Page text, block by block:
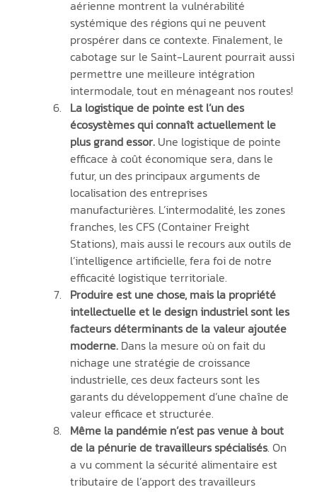
aérienne montrent la vulnérabilité
systémique des régions qui ne peuvent
prospérer dans ce contexte. Finalement, le
cabotage sur le Saint-Laurent pourrait aussi
permettre une meilleure intégration
intermodale, tout en ménageant nos routes!
La logistique de pointe est l’un des
écosystèmes qui connaît actuellement le
plus grand essor. Une logistique de pointe
efficace à coût économique sera, dans le
futur, un des principaux arguments de
localisation des entreprises
manufacturières. L’intermodalité, les zones
franches, les CFS (Container Freight
Stations), mais aussi le recours aux outils de
l’intelligence artificielle, fera foi de notre
efficacité logistique territoriale.
Produire est une chose, mais la propriété
intellectuelle et le design industriel sont les
facteurs déterminants de la valeur ajoutée
moderne. Dans la mesure où on fait du
nichage une stratégie de croissance
industrielle, ces deux facteurs sont les
garants du développement d’une chaîne de
valeur efficace et structurée.
Même la pandémie n’est pas venue à bout
de la pénurie de travailleurs spécialisés. On
a vu comment la sécurité alimentaire est
tributaire de l’apport des travailleurs